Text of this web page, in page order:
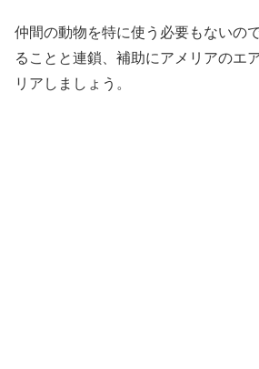
仲間の動物を特に使う必要もないの
ることと連鎖、補助にアメリアのエ
リアしましょう。